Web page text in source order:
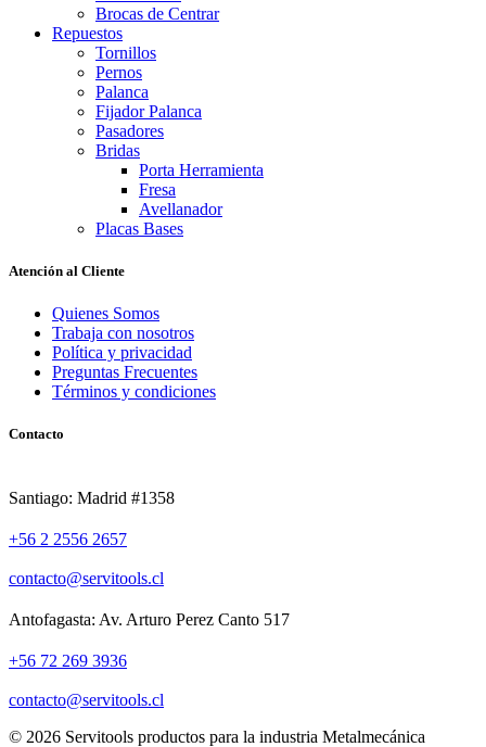
Brocas de Centrar
Repuestos
Tornillos
Pernos
Palanca
Fijador Palanca
Pasadores
Bridas
Porta Herramienta
Fresa
Avellanador
Placas Bases
Atención al Cliente
Quienes Somos
Trabaja con nosotros
Política y privacidad
Preguntas Frecuentes
Términos y condiciones
Contacto
Santiago: Madrid #1358
+56 2 2556 2657
contacto@servitools.cl
Antofagasta: Av. Arturo Perez Canto 517
+56 72 269 3936
contacto@servitools.cl
© 2026 Servitools productos para la industria Metalmecánica